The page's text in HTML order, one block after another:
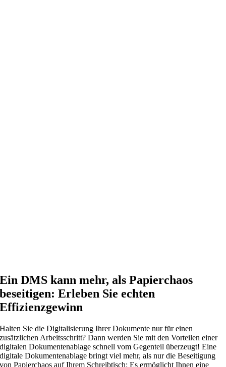
Ein DMS kann mehr, als Papierchaos
beseitigen: Erleben Sie echten
Effizienzgewinn
Halten Sie die Digitalisierung Ihrer Dokumente nur für einen
zusätzlichen Arbeitsschritt? Dann werden Sie mit den Vorteilen einer
digitalen Dokumentenablage schnell vom Gegenteil überzeugt! Eine
digitale Dokumentenablage bringt viel mehr, als nur die Beseitigung
von Papierchaos auf Ihrem Schreibtisch: Es ermöglicht Ihnen eine